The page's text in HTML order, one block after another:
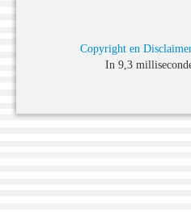
Copyright en
In 9,3